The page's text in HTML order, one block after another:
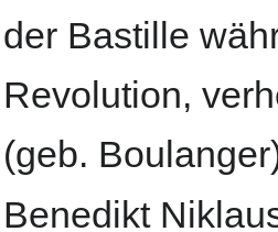
der Bastille
Revolution,
(geb.
Benedikt